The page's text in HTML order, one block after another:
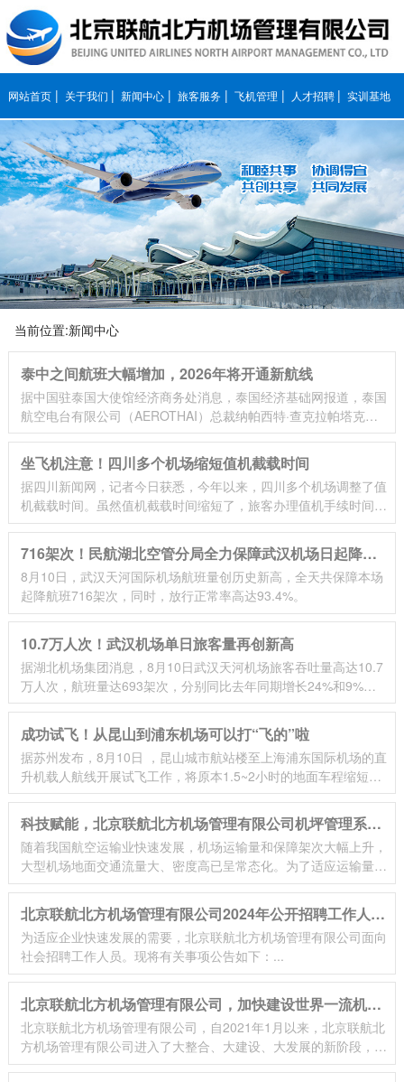
实训基地
人才招聘 |
飞机管理 |
旅客服务 |
新闻中心 |
关于我们 |
网站首页 |
当前位置:新闻中心
泰中之间航班大幅增加，2026年将开通新航线
据中国驻泰国大使馆经济商务处消息，泰国经济基础网报道，泰国
航空电台有限公司（AEROTHAI）总裁纳帕西特·查克拉帕塔克先
生表示，目前泰中之间有四条主要航线，分别是：泰国-中国澳门-
香港航线
坐飞机注意！四川多个机场缩短值机截载时间
据四川新闻网，记者今日获悉，今年以来，四川多个机场调整了值
机截载时间。虽然值机截载时间缩短了，旅客办理值机手续时间更
充裕，但机场和航司都提醒旅客，目前正值暑运期，出行旅客较
多，建议预留充足时间，提前抵达机场办理乘机手续，合理安排好
时间，以免耽误行程。
716架次！民航湖北空管分局全力保障武汉机场日起降航
班刷新纪录
8月10日，武汉天河国际机场航班量创历史新高，全天共保障本场
起降航班716架次，同时，放行正常率高达93.4%。
10.7万人次！武汉机场单日旅客量再创新高
据湖北机场集团消息，8月10日武汉天河机场旅客吞吐量高达10.7
万人次，航班量达693架次，分别同比去年同期增长24%和9%，
单日旅客吞吐量在今年正月初六（10.5万人次）打破开航后历史记
录后再次刷新
成功试飞！从昆山到浦东机场可以打“飞的”啦
据苏州发布，8月10日 ，昆山城市航站楼至上海浦东国际机场的直
升机载人航线开展试飞工作，将原本1.5~2小时的地面车程缩短至
30分钟内。
科技赋能，北京联航北方机场管理有限公司机坪管理系统
上线运行
随着我国航空运输业快速发展，机场运输量和保障架次大幅上升，
大型机场地面交通流量大、密度高已呈常态化。为了适应运输量增
长、机场规模不断扩大，机场需要有效统筹航空器机坪运行管理工
作。
北京联航北方机场管理有限公司2024年公开招聘工作人员
公告
为适应企业快速发展的需要，北京联航北方机场管理有限公司面向
社会招聘工作人员。现将有关事项公告如下：...
北京联航北方机场管理有限公司，加快建设世界一流机场
集团
北京联航北方机场管理有限公司，自2021年1月以来，北京联航北
方机场管理有限公司进入了大整合、大建设、大发展的新阶段，加
快世界级枢纽机场建设，加快建设世界一流机场集团。